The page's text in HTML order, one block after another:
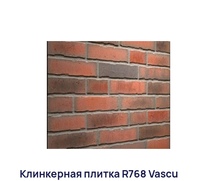
Клинкерная плитка R768 Vascu